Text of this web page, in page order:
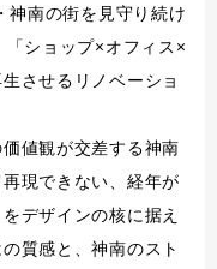
神南の街を見守り続け
ショップ×オフィス×
させるリノベーショ
値観が交差する神南
現できない、経年が
デザインの核に据え
質感と、神南のスト